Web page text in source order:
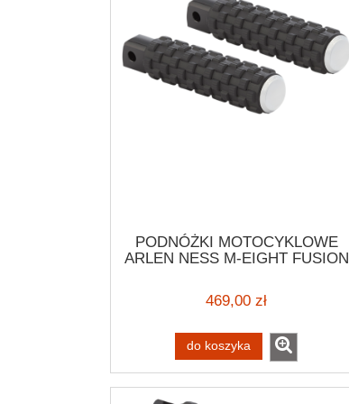
PODNÓŻKI MOTOCYKLOWE
ARLEN NESS M-EIGHT FUSION
STYLOWE PODNÓŻKI DLA
KIEROWCY HARLEY
469,00 zł
do koszyka